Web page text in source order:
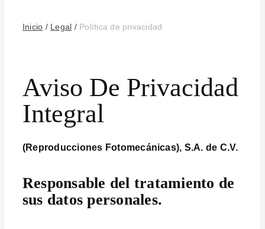
Inicio / Legal / Política de privacidad
Aviso De Privacidad
Integral
(Reproducciones Fotomecánicas), S.A. de C.V.
Responsable del tratamiento de
sus datos personales.